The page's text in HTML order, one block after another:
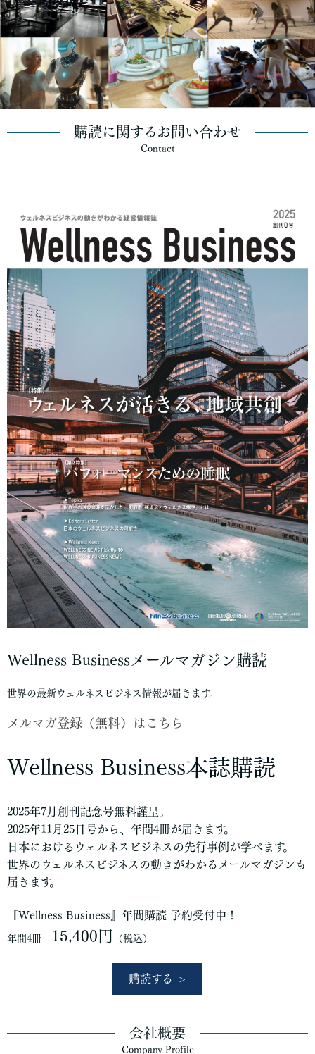
購読に関するお問い合わせ
Contact
Wellness Businessメールマガジン購読
世界の最新ウェルネスビジネス情報が届きます。
メルマガ登録（無料）はこちら
Wellness Business本誌購読
2025年7月創刊記念号無料謹呈。
2025年11月25日号から、年間4冊が届きます。
日本におけるウェルネスビジネスの先行事例が学べます。
世界のウェルネスビジネスの動きがわかるメールマガジンも
届きます。
『Wellness Business』年間購読 予約受付中！
年間4冊 15,400円 （税込）
購読する
会社概要
Company Profile